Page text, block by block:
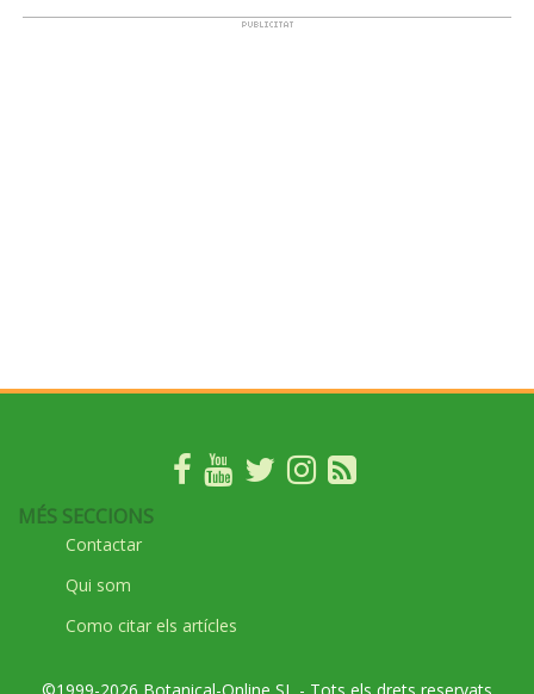
MÉS SECCIONS
Contactar
Qui som
Como citar els artícles